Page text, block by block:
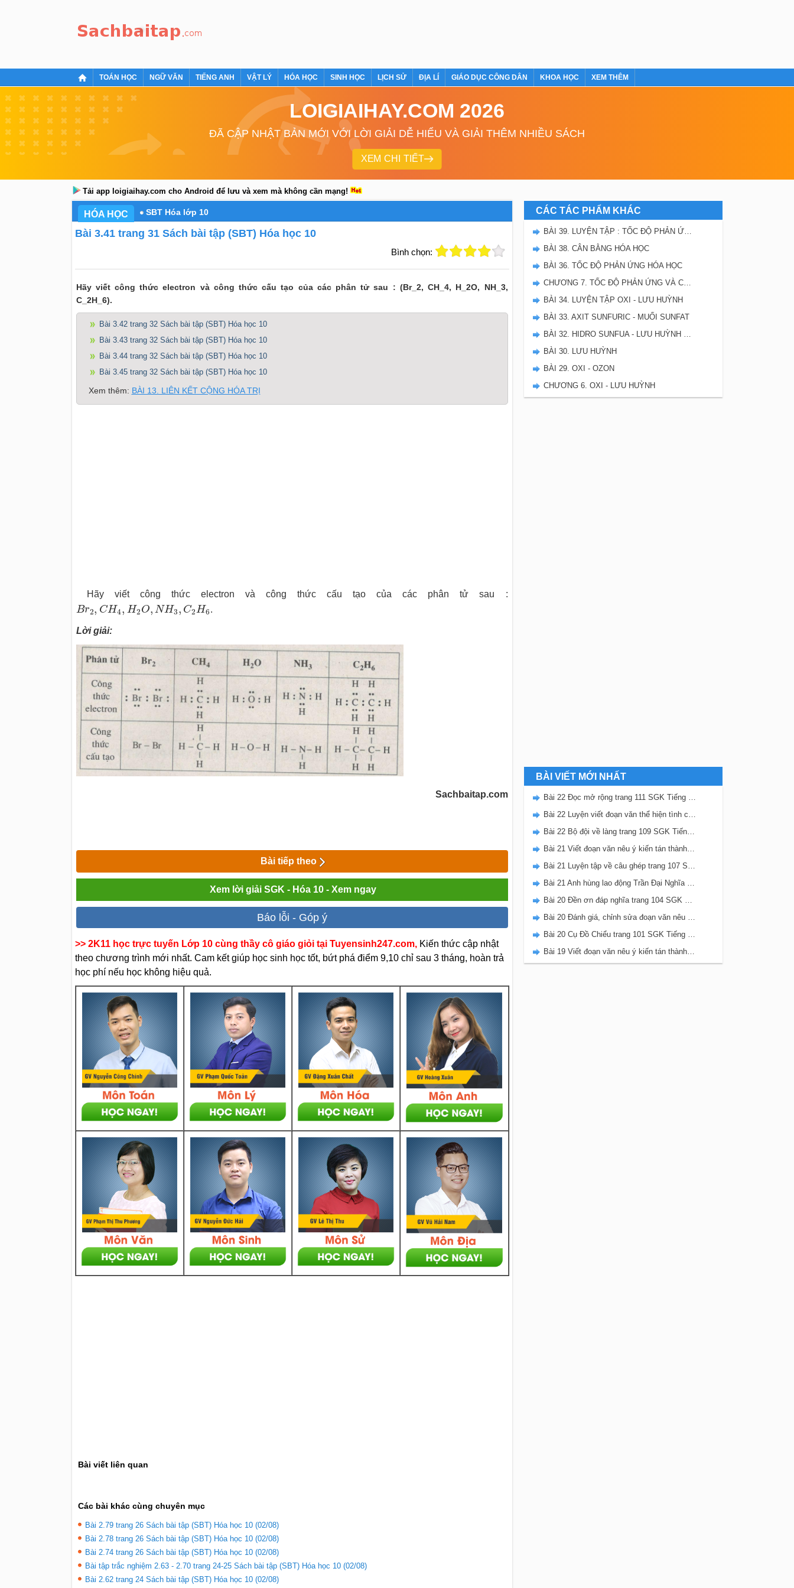
TOÁN HỌC NGỮ VĂN TIẾNG ANH VẬT LÝ HÓA HỌC SINH HỌC LỊCH SỬ ĐỊA LÍ GIÁO DỤC CÔNG DÂN KHOA HỌC XEM THÊM
LOIGIAIHAY.COM 2026
ĐÃ CẬP NHẬT BẢN MỚI VỚI LỜI GIẢI DỄ HIỂU VÀ GIẢI THÊM NHIỀU SÁCH
XEM CHI TIẾT
Tải app loigiaihay.com cho Android để lưu và xem mà không cần mạng!
HÓA HỌC SBT Hóa lớp 10
Bài 3.41 trang 31 Sách bài tập (SBT) Hóa học 10
Bình chọn:
Hãy viết công thức electron và công thức cấu tạo của các phân tử sau : (Br_2, CH_4, H_2O, NH_3,
C_2H_6).
Bài 3.42 trang 32 Sách bài tập (SBT) Hóa học 10
Bài 3.43 trang 32 Sách bài tập (SBT) Hóa học 10
Bài 3.44 trang 32 Sách bài tập (SBT) Hóa học 10
Bài 3.45 trang 32 Sách bài tập (SBT) Hóa học 10
Xem thêm: BÀI 13. LIÊN KẾT CỘNG HÓA TRỊ
Hãy viết công thức electron và công thức cấu tạo của các phân tử sau :
Br2, CH4, H2O, NH3, C2H6
Br2 CH4 H2 O,NH3, 2H6 .
Lời giải:
Sachbaitap.com
Bài tiếp theo
Xem lời giải SGK - Hóa 10 - Xem ngay
Báo lỗi - Góp ý
>> 2K11 học trực tuyến Lớp 10 cùng thầy cô giáo giỏi tại Tuyensinh247.com,Kiến thức cập nhật
theo chương trình mới nhất. Cam kết giúp học sinh học tốt, bứt phá điểm 9,10 chỉ sau 3 tháng, hoàn trả
học phí nếu học không hiệu quả.
Bài viết liên quan
Các bài khác cùng chuyên mục
Bài 2.79 trang 26 Sách bài tập (SBT) Hóa học 10 (02/08)
Bài 2.78 trang 26 Sách bài tập (SBT) Hóa học 10 (02/08)
Bài 2.74 trang 26 Sách bài tập (SBT) Hóa học 10 (02/08)
Bài tập trắc nghiệm 2.63 - 2.70 trang 24-25 Sách bài tập (SBT) Hóa học 10 (02/08)
Bài 2.62 trang 24 Sách bài tập (SBT) Hóa học 10 (02/08)
CÁC TÁC PHẨM KHÁC
BÀI 39. LUYỆN TẬP : TỐC ĐỘ PHẢN ỨNG VÀ CÂN BẰNG HÓA HỌC
BÀI 38. CÂN BẰNG HÓA HỌC
BÀI 36. TỐC ĐỘ PHẢN ỨNG HÓA HỌC
CHƯƠNG 7. TỐC ĐỘ PHẢN ỨNG VÀ CÂN BẰNG HÓA HỌC - SBT HÓA 10
BÀI 34. LUYỆN TẬP OXI - LƯU HUỲNH
BÀI 33. AXIT SUNFURIC - MUỐI SUNFAT
BÀI 32. HIDRO SUNFUA - LƯU HUỲNH DIOXIT - LƯU HUYNH TRIOXIT
BÀI 30. LƯU HUỲNH
BÀI 29. OXI - OZON
CHƯƠNG 6. OXI - LƯU HUỲNH
BÀI VIẾT MỚI NHẤT
Bài 22 Đọc mở rộng trang 111 SGK Tiếng Việt 5 Kết nối tri thức tập 2
Bài 22 Luyện viết đoạn văn thể hiện tình cảm, cảm xúc về một sự việc trang 111 SGK Tiếng Việt 5 Kết nối tri thức tập 2
Bài 22 Bộ đội về làng trang 109 SGK Tiếng Việt 5 Kết nối tri thức tập 2
Bài 21 Viết đoạn văn nêu ý kiến tán thành một sự việc, hiện tượng (Bài viết số 2) trang 108 SGK Tiếng Việt 5 Kết nối tri thức tập 2
Bài 21 Luyện tập về câu ghép trang 107 SGK Tiếng Việt 5 Kết nối tri thức tập 2
Bài 21 Anh hùng lao động Trần Đại Nghĩa trang 106 SGK Tiếng Việt 5 Kết nối tri thức tập 2
Bài 20 Đền ơn đáp nghĩa trang 104 SGK Tiếng Việt 5 Kết nối tri thức tập 2
Bài 20 Đánh giá, chỉnh sửa đoạn văn nêu ý kiến tán thành một sự vật, hiện tượng trang 103 SGK Tiếng Việt 5 Kết nối tri thức tập 2
Bài 20 Cụ Đồ Chiểu trang 101 SGK Tiếng Việt 5 Kết nối tri thức tập 2
Bài 19 Viết đoạn văn nêu ý kiến tán thành một sự việc, hiện tượng (Bài viết số 1) trang 100 SGK Tiếng Việt 5 Kết nối tri thức tập 2